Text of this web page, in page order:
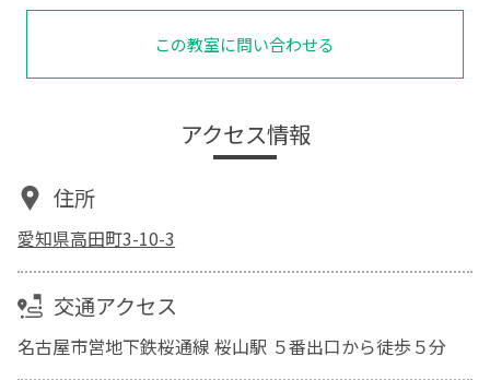
この教室に問い合わせる
アクセス情報
住所
愛知県高田町3-10-3
交通アクセス
名古屋市営地下鉄桜通線 桜山駅 ５番出口から徒歩５分